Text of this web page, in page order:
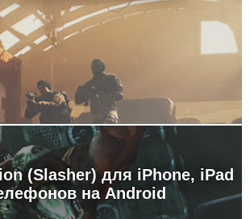
(Slasher) для iPhone, iPad
на Android